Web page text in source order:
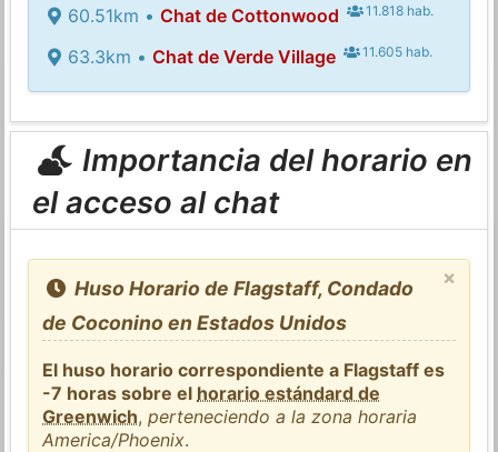
60.51km • Chat de Cottonwood 11.818 hab.
63.3km • Chat de Verde Village 11.605 hab.
Importancia del horario en
el acceso al chat
×
Huso Horario de Flagstaff, Condado
de Coconino en Estados Unidos
El huso horario correspondiente a Flagstaff es
-7 horas sobre el horario estándard de
Greenwich,perteneciendo a la zona horaria
America/Phoenix.